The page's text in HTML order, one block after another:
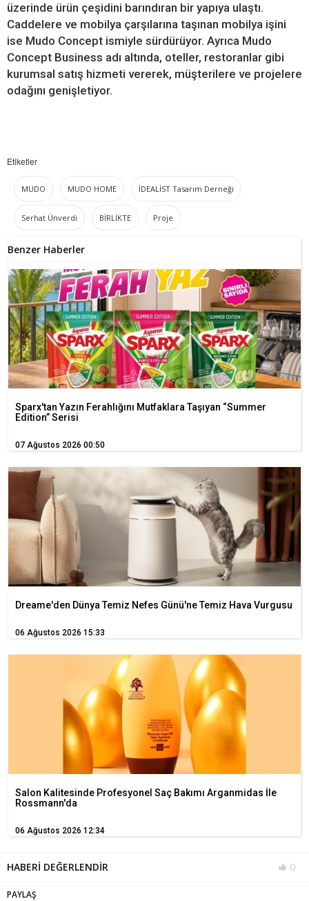
üzerinde ürün çeşidini barındıran bir yapıya ulaştı.
Caddelere ve mobilya çarşılarına taşınan mobilya işini
ise Mudo Concept ismiyle sürdürüyor. Ayrıca Mudo
Concept Business adı altında, oteller, restoranlar gibi
kurumsal satış hizmeti vererek, müşterilere ve projelere
odağını genişletiyor.
Etiketler
MUDO MUDO HOME İDEALİST Tasarım Derneği
Serhat Ünverdi BİRLİKTE Proje
Benzer Haberler
Sparx'tan Yazın Ferahlığını Mutfaklara Taşıyan “Summer
Edition” Serisi
07 Ağustos 2026 00:50
Dreame'den Dünya Temiz Nefes Günü'ne Temiz Hava Vurgusu
06 Ağustos 2026 15:33
Salon Kalitesinde Profesyonel Saç Bakımı Arganmidas İle
Rossmann'da
06 Ağustos 2026 12:34
HABERİ DEĞERLENDİR 0
PAYLAŞ